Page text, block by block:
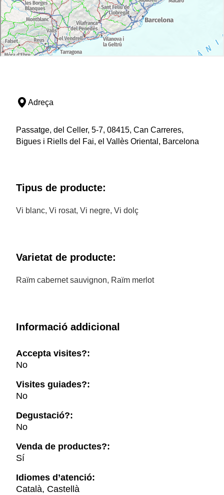
Adreça
Passatge, del Celler, 5-7, 08415, Can Carreres,
Bigues i Riells del Fai, el Vallès Oriental, Barcelona
Tipus de producte:
Vi blanc, Vi rosat, Vi negre, Vi dolç
Varietat de producte:
Raïm cabernet sauvignon, Raïm merlot
Informació addicional
Accepta visites?:
No
Visites guiades?:
No
Degustació?:
No
Venda de productes?:
Sí
Idiomes d’atenció:
Català, Castellà